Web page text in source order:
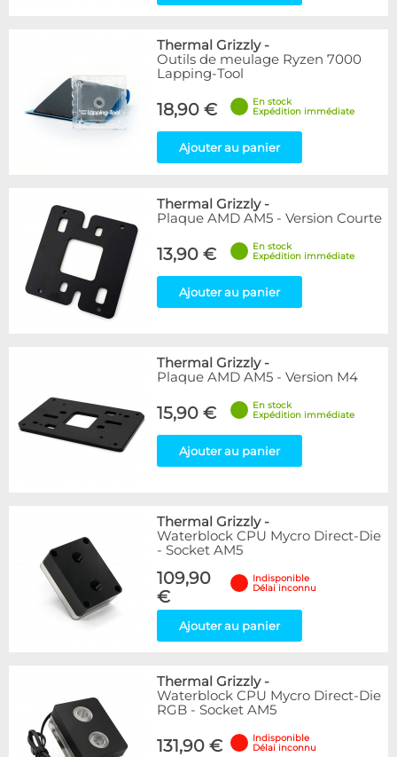
Thermal Grizzly-
Outils de meulage Ryzen 7000
Lapping-Tool
18,90 €
En stock
Expédition immédiate
Ajouter au panier
Thermal Grizzly-
Plaque AMD AM5 - Version Courte
13,90 €
En stock
Expédition immédiate
Ajouter au panier
Thermal Grizzly-
Plaque AMD AM5 - Version M4
15,90 €
En stock
Expédition immédiate
Ajouter au panier
Thermal Grizzly-
Waterblock CPU Mycro Direct-Die
- Socket AM5
109,90
€
Indisponible
Délai inconnu
Ajouter au panier
Thermal Grizzly-
Waterblock CPU Mycro Direct-Die
RGB - Socket AM5
131,90 €
Indisponible
Délai inconnu